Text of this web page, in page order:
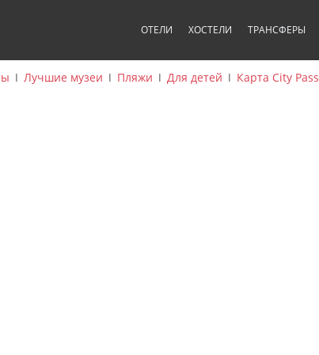
ОТЕЛИ ХОСТЕЛИ ТРАНСФЕРЫ
ǀ Лучшие музеи ǀ Пляжи ǀ Для детей ǀ Карта City Pass